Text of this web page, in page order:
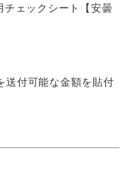
チェックシート【安曇
付可能な金額を貼付